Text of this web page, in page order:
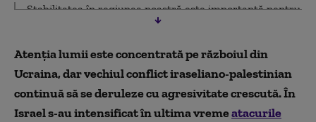
„Stabilitatea în regiunea noastră este importantă pentru
Premise sumbre în economia palestiniană
Atenția lumii este concentrată pe războiul din
Ucraina, dar vechiul conflict iraseliano-palestinian
continuă să se deruleze cu agresivitate crescută. În
Israel s-au intensificat în ultima vremeatacurile